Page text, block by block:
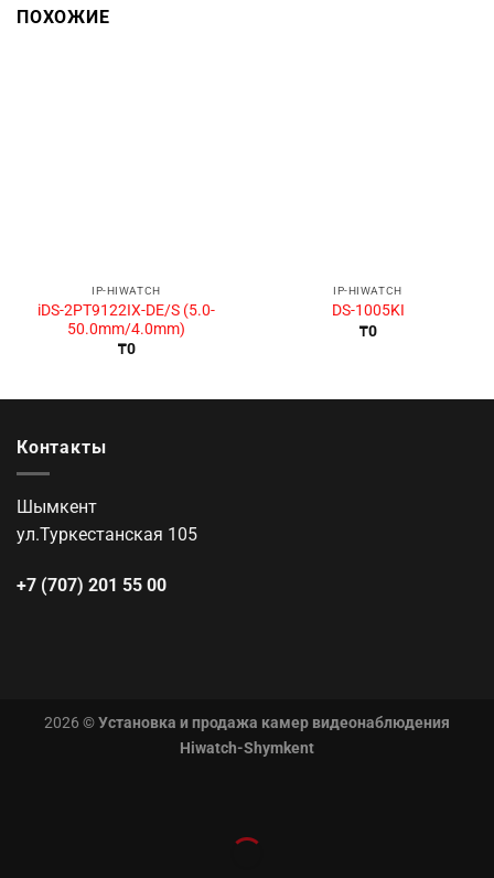
ПОХОЖИЕ
IP-HIWATCH
iDS-2PT9122IX-DE/S (5.0-
50.0mm/4.0mm)
₸0
IP-HIWATCH
DS-1005KI
₸0
Контакты
Шымкент
ул.Туркестанская 105
+7 (707) 201 55 00
2026 ©Установка и продажа камер видеонаблюдения
Hiwatch-Shymkent